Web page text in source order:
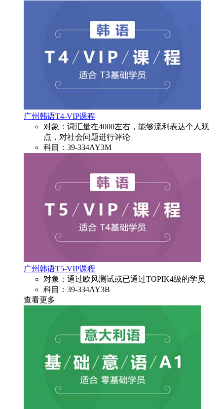
广州韩语T4-VIP课程
对象：词汇量在4000左右，能够流利表达个人观
点，对社会问题进行评论
科目：39-334AY3M
广州韩语T5-VIP课程
对象：通过欧风测试或已通过TOPIK4级的学员
科目：39-334AY3B
查看更多